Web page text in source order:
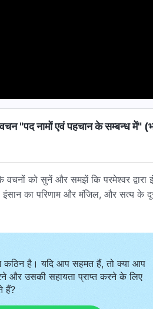
"पद नामों एवं पहचान के सम्बन्ध में"
वचनों को सुनें और समझें कि परमेश्वर
इंसान का परिणाम और मंजिल, और सत्य के
कठिन है। यदि आप सहमत हैं, तो क्या आप
और उसकी सहायता प्राप्त करने के लिए
हैं?